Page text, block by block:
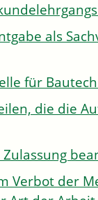
als
für
die die
Verbot der